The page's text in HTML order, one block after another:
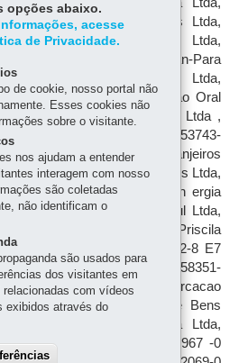
opções abaixo.
acesse
de Privacidade.
de cookie, nosso portal não
Esses cookies não
sobre o visitante.
nos ajudam a entender
interagem com nosso
são coletadas
não identificam o
são usados para
dos visitantes em
relacionadas com vídeos
exibidos através do